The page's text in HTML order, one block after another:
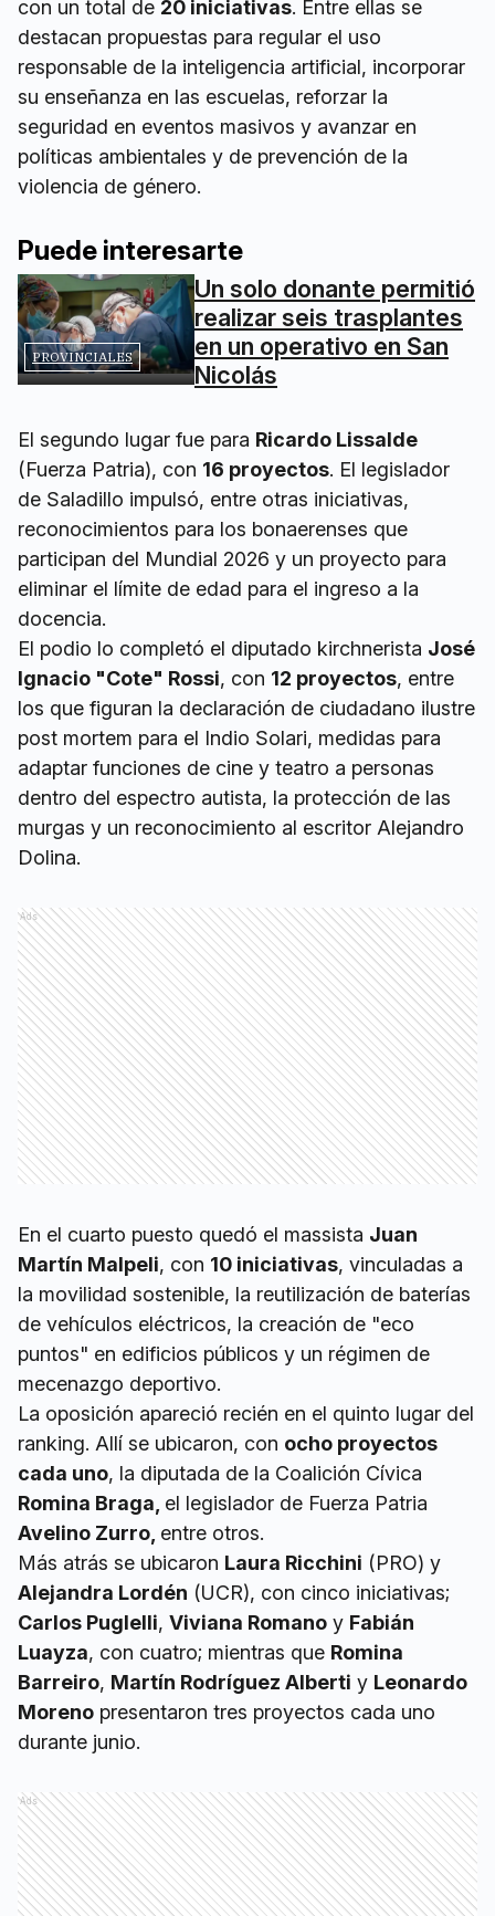
con un total de 20 iniciativas. Entre ellas se
destacan propuestas para regular el uso
responsable de la inteligencia artificial, incorporar
su enseñanza en las escuelas, reforzar la
seguridad en eventos masivos y avanzar en
políticas ambientales y de prevención de la
violencia de género.
Puede interesarte
PROVINCIALES
Un solo donante permitió
realizar seis trasplantes
en un operativo en San
Nicolás
El segundo lugar fue para Ricardo Lissalde
(Fuerza Patria), con 16 proyectos. El legislador
de Saladillo impulsó, entre otras iniciativas,
reconocimientos para los bonaerenses que
participan del Mundial 2026 y un proyecto para
eliminar el límite de edad para el ingreso a la
docencia.
El podio lo completó el diputado kirchnerista José
Ignacio "Cote" Rossi, con 12 proyectos, entre
los que figuran la declaración de ciudadano ilustre
post mortem para el Indio Solari, medidas para
adaptar funciones de cine y teatro a personas
dentro del espectro autista, la protección de las
murgas y un reconocimiento al escritor Alejandro
Dolina.
Ads
En el cuarto puesto quedó el massista Juan
Martín Malpeli, con 10 iniciativas, vinculadas a
la movilidad sostenible, la reutilización de baterías
de vehículos eléctricos, la creación de "eco
puntos" en edificios públicos y un régimen de
mecenazgo deportivo.
La oposición apareció recién en el quinto lugar del
ranking. Allí se ubicaron, con ocho proyectos
cada uno, la diputada de la Coalición Cívica
Romina Braga, el legislador de Fuerza Patria
Avelino Zurro, entre otros.
Más atrás se ubicaron Laura Ricchini (PRO) y
Alejandra Lordén (UCR), con cinco iniciativas;
Carlos Puglelli, Viviana Romano y Fabián
Luayza, con cuatro; mientras que Romina
Barreiro, Martín Rodríguez Alberti y Leonardo
Moreno presentaron tres proyectos cada uno
durante junio.
Ads